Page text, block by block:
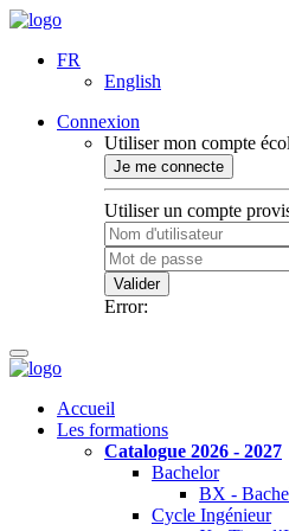
FR
English
Connexion
Utiliser mon compte
Je me connecte
Utiliser un compte
Valider
Error:
Accueil
Les formations
Catalogue 2026 - 2027
Bachelor
BX -
Cycle Ingénieur